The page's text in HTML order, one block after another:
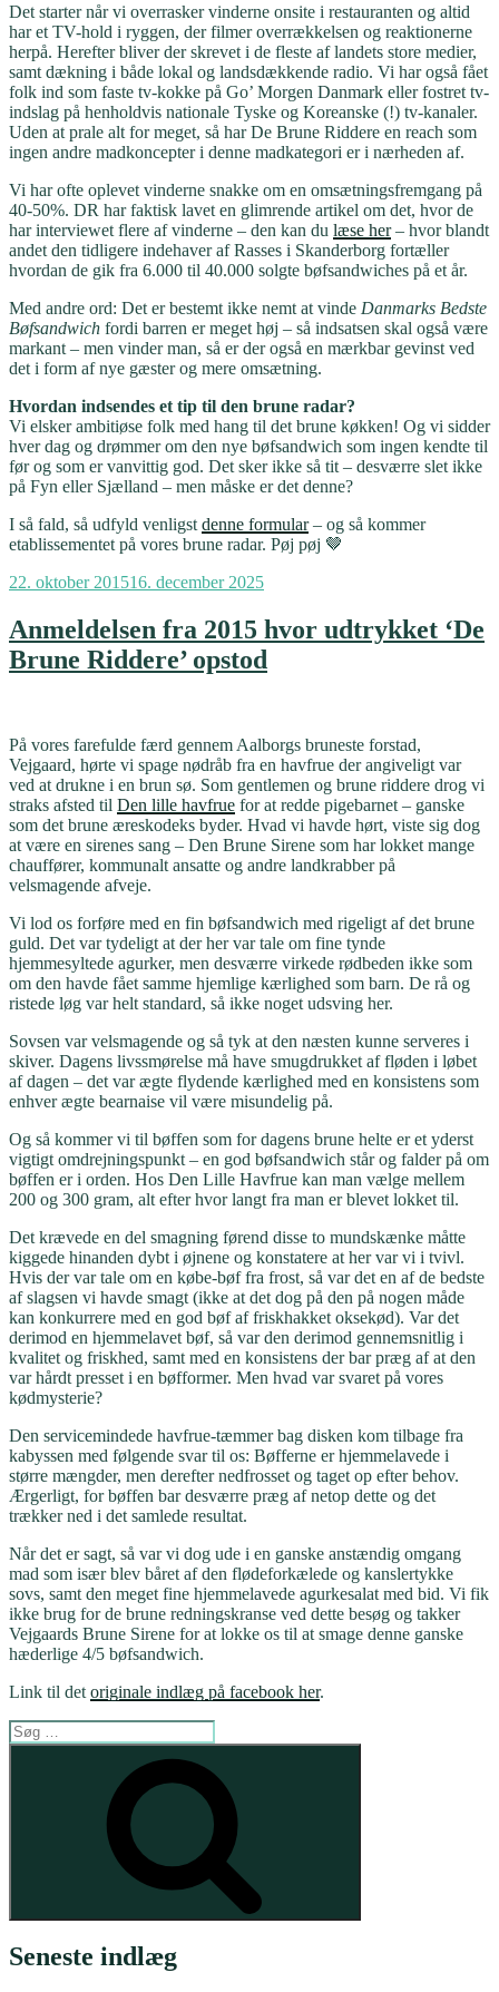
Det starter når vi overrasker vinderne onsite i restauranten og altid
har et TV-hold i ryggen, der filmer overrækkelsen og reaktionerne
herpå. Herefter bliver der skrevet i de fleste af landets store medier,
samt dækning i både lokal og landsdækkende radio. Vi har også fået
folk ind som faste tv-kokke på Go’ Morgen Danmark eller fostret tv-
indslag på henholdvis nationale Tyske og Koreanske (!) tv-kanaler.
Uden at prale alt for meget, så har De Brune Riddere en reach som
ingen andre madkoncepter i denne madkategori er i nærheden af.
Vi har ofte oplevet vinderne snakke om en omsætningsfremgang på
40-50%. DR har faktisk lavet en glimrende artikel om det, hvor de
har interviewet flere af vinderne – den kan du læse her– hvor blandt
andet den tidligere indehaver af Rasses i Skanderborg fortæller
hvordan de gik fra 6.000 til 40.000 solgte bøfsandwiches på et år.
Med andre ord: Det er bestemt ikke nemt at vinde Danmarks Bedste
Bøfsandwich fordi barren er meget høj – så indsatsen skal også være
markant – men vinder man, så er der også en mærkbar gevinst ved
det i form af nye gæster og mere omsætning.
Hvordan indsendes et tip til den brune radar?
Vi elsker ambitiøse folk med hang til det brune køkken! Og vi sidder
hver dag og drømmer om den nye bøfsandwich som ingen kendte til
før og som er vanvittig god. Det sker ikke så tit – desværre slet ikke
på Fyn eller Sjælland – men måske er det denne?
I så fald, så udfyld venligst denne formular– og så kommer
etablissementet på vores brune radar. Pøj pøj 🤎
Udgivet
22. oktober 201516. december 2025
Anmeldelsen fra 2015 hvor udtrykket ‘De
Brune Riddere’ opstod
På vores farefulde færd gennem Aalborgs bruneste forstad,
Vejgaard, hørte vi spage nødråb fra en havfrue der angiveligt var
ved at drukne i en brun sø. Som gentlemen og brune riddere drog vi
straks afsted til Den lille havfrue for at redde pigebarnet – ganske
som det brune æreskodeks byder. Hvad vi havde hørt, viste sig dog
at være en sirenes sang – Den Brune Sirene som har lokket mange
chauffører, kommunalt ansatte og andre landkrabber på
velsmagende afveje.
Vi lod os forføre med en fin bøfsandwich med rigeligt af det brune
guld. Det var tydeligt at der her var tale om fine tynde
hjemmesyltede agurker, men desværre virkede rødbeden ikke som
om den havde fået samme hjemlige kærlighed som barn. De rå og
ristede løg var helt standard, så ikke noget udsving her.
Sovsen var velsmagende og så tyk at den næsten kunne serveres i
skiver. Dagens livssmørelse må have smugdrukket af fløden i løbet
af dagen – det var ægte flydende kærlighed med en konsistens som
enhver ægte bearnaise vil være misundelig på.
Og så kommer vi til bøffen som for dagens brune helte er et yderst
vigtigt omdrejningspunkt – en god bøfsandwich står og falder på om
bøffen er i orden. Hos Den Lille Havfrue kan man vælge mellem
200 og 300 gram, alt efter hvor langt fra man er blevet lokket til.
Det krævede en del smagning førend disse to mundskænke måtte
kiggede hinanden dybt i øjnene og konstatere at her var vi i tvivl.
Hvis der var tale om en købe-bøf fra frost, så var det en af de bedste
af slagsen vi havde smagt (ikke at det dog på den på nogen måde
kan konkurrere med en god bøf af friskhakket oksekød). Var det
derimod en hjemmelavet bøf, så var den derimod gennemsnitlig i
kvalitet og friskhed, samt med en konsistens der bar præg af at den
var hårdt presset i en bøfformer. Men hvad var svaret på vores
kødmysterie?
Den servicemindede havfrue-tæmmer bag disken kom tilbage fra
kabyssen med følgende svar til os: Bøfferne er hjemmelavede i
større mængder, men derefter nedfrosset og taget op efter behov.
Ærgerligt, for bøffen bar desværre præg af netop dette og det
trækker ned i det samlede resultat.
Når det er sagt, så var vi dog ude i en ganske anstændig omgang
mad som især blev båret af den flødeforkælede og kanslertykke
sovs, samt den meget fine hjemmelavede agurkesalat med bid. Vi fik
ikke brug for de brune redningskranse ved dette besøg og takker
Vejgaards Brune Sirene for at lokke os til at smage denne ganske
hæderlige 4/5 bøfsandwich.
Link til det originale indlæg på facebook her.
Søg
efter:
Seneste indlæg